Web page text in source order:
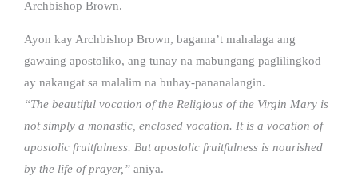
Archbishop Brown.
Ayon kay Archbishop Brown, bagama’t mahalaga ang
gawaing apostoliko, ang tunay na mabungang paglilingkod
ay nakaugat sa malalim na buhay-pananalangin.
“The beautiful vocation of the Religious of the Virgin Mary is
not simply a monastic, enclosed vocation. It is a vocation of
apostolic fruitfulness. But apostolic fruitfulness is nourished
by the life of prayer,” aniya.